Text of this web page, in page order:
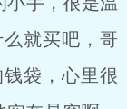
就买吧，哥
袋，心里很